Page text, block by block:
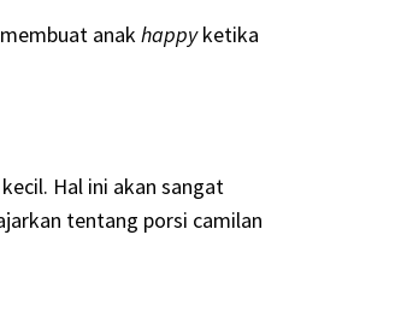
anakhappyketika
Hal ini akan sangat
tentang porsi camilan